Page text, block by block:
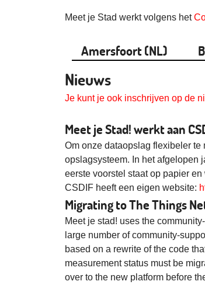
Meet je Stad werkt volgens het
Amersfoort (NL)
Nieuws
Je kunt je ook inschrijven op de
Meet je Stad! werkt aan
Om onze dataopslag flexibeler te
opslagsysteem. In het afgelopen
eerste voorstel staat op papier
CSDIF heeft een eigen website:
Migrating to The Things
Meet je stad! uses the
large number of community-
based on a rewrite of the code
measurement status must be
over to the new platform before